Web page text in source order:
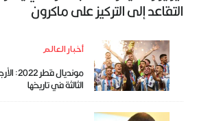
التقاعد إلى التركيز على ماكرون
أخبار العالم
الثالثة في تاريخها